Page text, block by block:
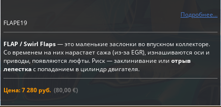
Подробнее...
FLAPE19
FLAP / Swirl Flaps— это маленькие заслонки во впускном коллекторе.
Со временем на них нарастает сажа (из-за EGR), изнашиваются оси и
приводы, появляются люфты. Риск — заклинивание или отрыв
лепесткас попаданием в цилиндр двигателя.
Цена: 7 280 руб. (80,00 €)